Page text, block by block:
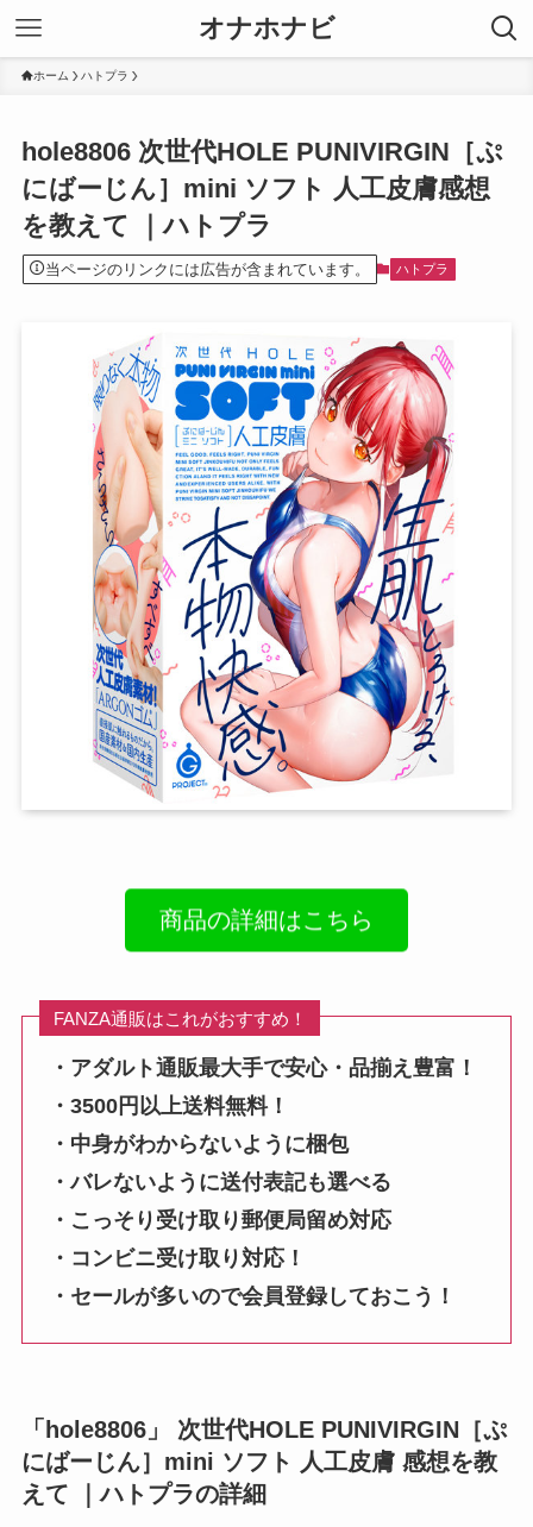
オナホナビ
ホーム ハトプラ
hole8806 次世代HOLE PUNIVIRGIN［ぷ
にばーじん］mini ソフト 人工皮膚感想
を教えて ｜ハトプラ
当ページのリンクには広告が含まれています。 ハトプラ
商品の詳細はこちら
FANZA通販はこれがおすすめ！
・アダルト通販最大手で安心・品揃え豊富！
・3500円以上送料無料！
・中身がわからないように梱包
・バレないように送付表記も選べる
・こっそり受け取り郵便局留め対応
・コンビニ受け取り対応！
・セールが多いので会員登録しておこう！
「hole8806」 次世代HOLE PUNIVIRGIN［ぷ
にばーじん］mini ソフト 人工皮膚 感想を教
えて ｜ハトプラの詳細